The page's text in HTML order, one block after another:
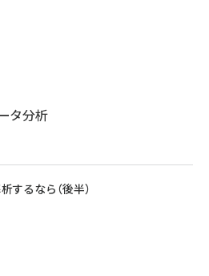
タ分析
するなら（後半）